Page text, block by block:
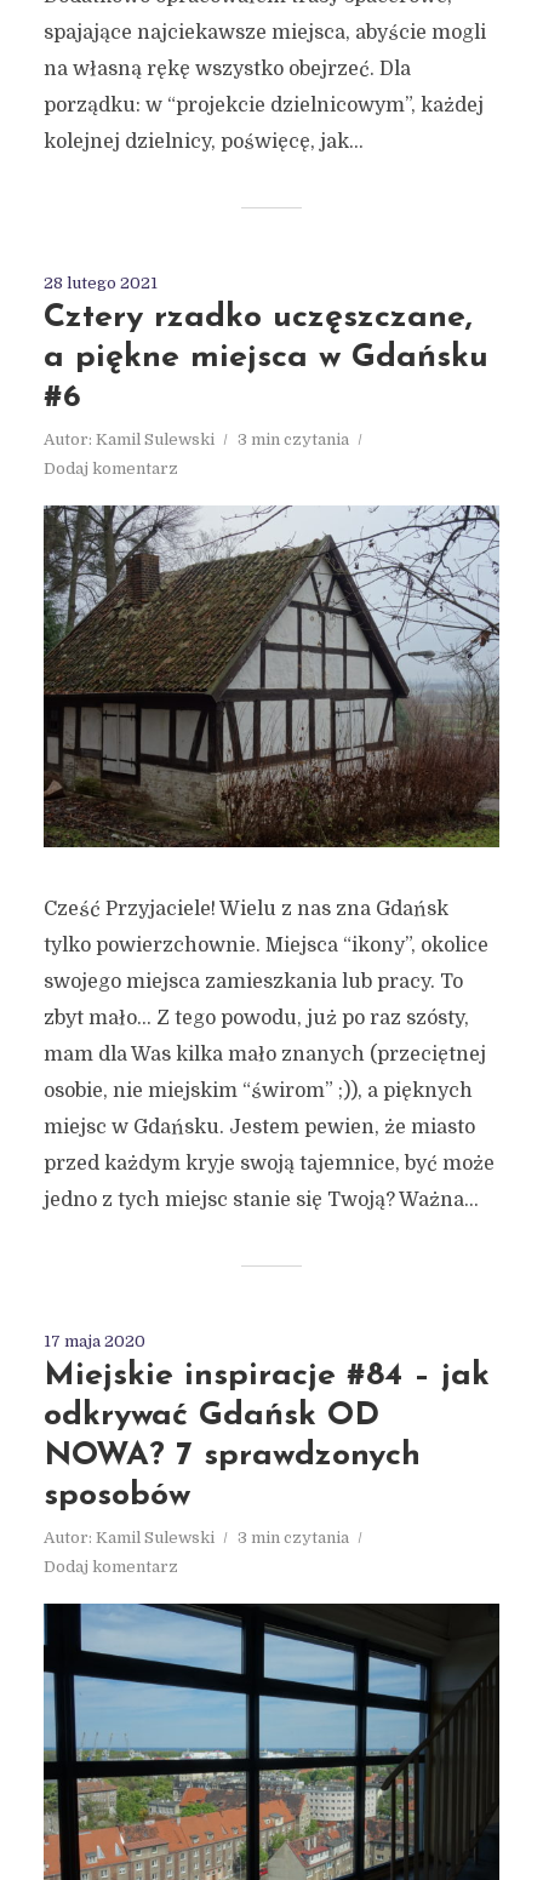
spajające najciekawsze miejsca, abyście mogli
na własną rękę wszystko obejrzeć. Dla
porządku: w “projekcie dzielnicowym”, każdej
kolejnej dzielnicy, poświęcę, jak...
28 lutego 2021
Cztery rzadko uczęszczane,
a piękne miejsca w Gdańsku
#6
Autor: Kamil Sulewski
3 min czytania
Dodaj komentarz
Cześć Przyjaciele! Wielu z nas zna Gdańsk
tylko powierzchownie. Miejsca “ikony”, okolice
swojego miejsca zamieszkania lub pracy. To
zbyt mało… Z tego powodu, już po raz szósty,
mam dla Was kilka mało znanych (przeciętnej
osobie, nie miejskim “świrom” ;)), a pięknych
miejsc w Gdańsku. Jestem pewien, że miasto
przed każdym kryje swoją tajemnice, być może
jedno z tych miejsc stanie się Twoją? Ważna...
17 maja 2020
Miejskie inspiracje #84 – jak
odkrywać Gdańsk OD
NOWA? 7 sprawdzonych
sposobów
Autor: Kamil Sulewski
3 min czytania
Dodaj komentarz